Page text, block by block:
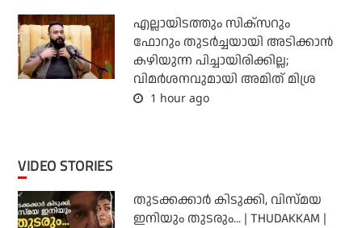
എല്ലായിടത്തും സിക്‌സറും
ഫോറും തുടര്‍ച്ചയായി അടിക്കാന്‍
കഴിയുന്ന പിച്ചായിരിക്കില്ല;
വിമര്‍ശനവുമായി അമിത് മിശ്ര
1 hour ago
VIDEO STORIES
തുടക്കക്കാര്‍ കിടുക്കി, വിസ്മയ
ഇനിയും തുടരും... | THUDAKKAM |